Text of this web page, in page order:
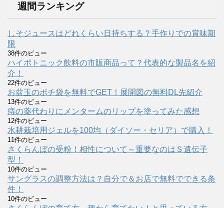
週間ランキング
しそジュースはどれくらい日持ちする？手作りでの賞味期
限
38件のビュー
ハイポトニック飲料の市販商品って？代表的な製品名を紹
介！
22件のビュー
お盆玉のポチ袋を無料でGET！展開図の無料DL先紹介
13件のビュー
痔の薬代わりにメンタームのリップを塗ってみた感想
12件のビュー
水耕栽培用ジェルを100均（ダイソー・セリア）で購入！
11件のビュー
さくらんぼの受粉！相性について～重要なのはＳ遺伝子
型！
10件のビュー
サングラスの調整方法は？自分で＆お店で無料でできる条
件！
10件のビュー